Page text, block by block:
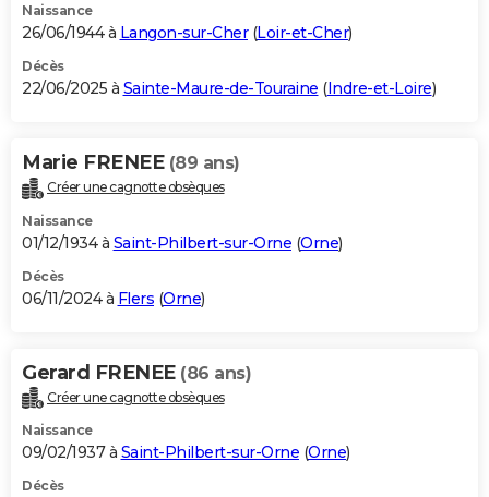
Naissance
26/06/1944 à Langon-sur-Cher(Loir-et-Cher)
Décès
22/06/2025 à Sainte-Maure-de-Touraine (Indre-et-Loire)
Marie FRENEE (89 ans)
Créer une cagnotte obsèques
Naissance
01/12/1934 à Saint-Philbert-sur-Orne (Orne)
Décès
06/11/2024 à Flers (Orne)
Gerard FRENEE (86 ans)
Créer une cagnotte obsèques
Naissance
09/02/1937 à Saint-Philbert-sur-Orne (Orne)
Décès